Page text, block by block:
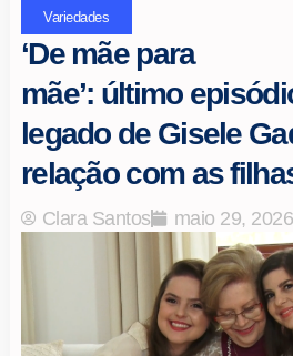
Variedades
‘De mãe para
mãe’: último
legado de Gisele
relação com as
Clara Santos maio 29, 2026